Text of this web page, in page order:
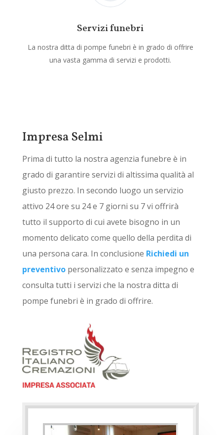
Servizi funebri
La nostra ditta di pompe funebri è in grado di offrire
una vasta gamma di servizi e prodotti.
Impresa Selmi
Prima di tutto la nostra agenzia funebre è in
grado di garantire servizi di altissima qualità al
giusto prezzo. In secondo luogo un servizio
attivo 24 ore su 24 e 7 giorni su 7 vi offrirà
tutto il supporto di cui avete bisogno in un
momento delicato come quello della perdita di
una persona cara. In conclusione Richiedi un
preventivopersonalizzato e senza impegno e
consulta tutti i servizi che la nostra ditta di
pompe funebri è in grado di offrire.